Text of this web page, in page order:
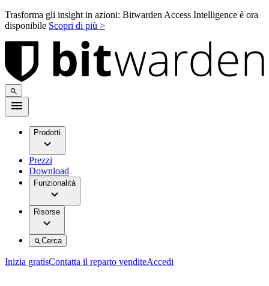
Trasforma gli insight in azioni: Bitwarden Access Intelligence è ora
disponibile Scopri di più >
Prodotti
Prezzi
Download
Funzionalità
Risorse
Cerca
Inizia gratisContatta il reparto venditeAccedi